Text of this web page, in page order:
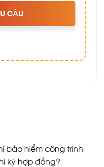
CẦU
bảo hiểm công trình
ký hợp đồng?